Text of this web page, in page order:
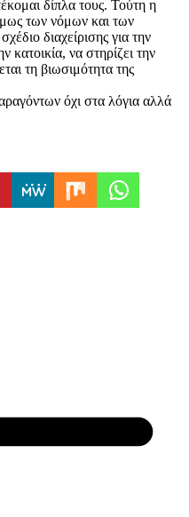
δίπλα τους. Τούτη η
των νόμων και των
διαχείρισης για την
να στηρίζει την
τη βιωσιμότητα της
όχι στα λόγια αλλά